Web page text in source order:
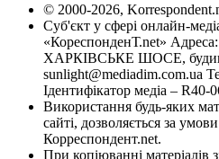
© 2000-2026,
Суб'єкт у сфері онлайн-
«КореспонденТ.net»
ХАРКІВСЬКЕ ШОСЕ,
sunlight@mediadim.com.ua
Ідентифікатор медіа – R40-
Використання будь-яких
сайті, дозволяється за
Корреспондент.net.
При копіюванні матеріалів